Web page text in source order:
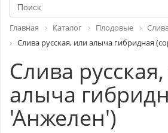
Главная Каталог Плодовые
Слива русская, или алыча гибридная
Слива
алыча
'Анжелен')